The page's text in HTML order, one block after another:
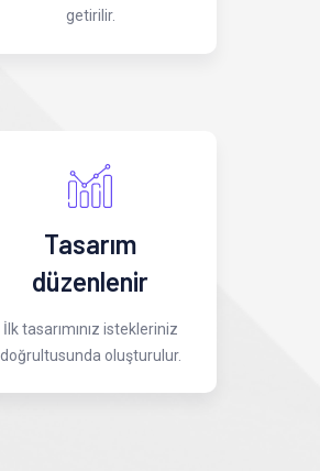
getirilir.
Tasarım
düzenlenir
İlk tasarımınız istekleriniz
doğrultusunda oluşturulur.